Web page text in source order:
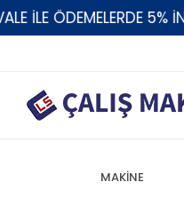
5% İNDİRİM
MAKİNE